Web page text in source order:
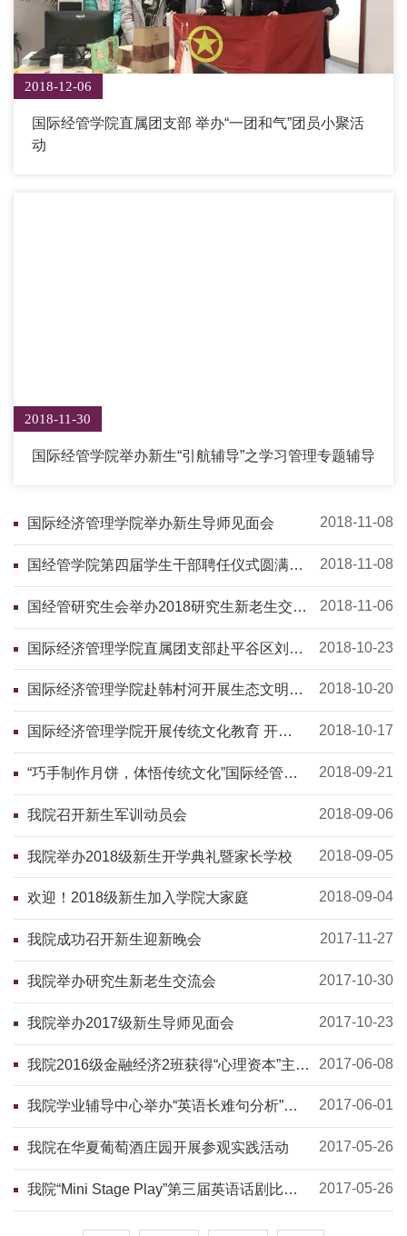
2018-12-06
国际经管学院直属团支部 举办“一团和气”团员小聚活
动
2018-11-30
国际经管学院举办新生“引航辅导”之学习管理专题辅导
国际经济管理学院举办新生导师见面会 2018-11-08
国经管学院第四届学生干部聘任仪式圆满举
办
2018-11-08
国经管研究生会举办2018研究生新老生交流
会
2018-11-06
国际经济管理学院直属团支部赴平谷区刘家
店镇开展志愿服务活动
2018-10-23
国际经济管理学院赴韩村河开展生态文明教
育及社会调查
2018-10-20
国际经济管理学院开展传统文化教育 开
展“重阳敬老手工缝制玲珑枕”活动
2018-10-17
“巧手制作月饼，体悟传统文化”国际经管学
院组织中秋节主题团日活动
2018-09-21
我院召开新生军训动员会 2018-09-06
我院举办2018级新生开学典礼暨家长学校 2018-09-05
欢迎！2018级新生加入学院大家庭 2018-09-04
我院成功召开新生迎新晚会 2017-11-27
我院举办研究生新老生交流会 2017-10-30
我院举办2017级新生导师见面会 2017-10-23
我院2016级金融经济2班获得“心理资本”主题
班会一等奖
2017-06-08
我院学业辅导中心举办“英语长难句分析”专
题辅导
2017-06-01
我院在华夏葡萄酒庄园开展参观实践活动 2017-05-26
我院“Mini Stage Play”第三届英语话剧比赛
圆满举办
2017-05-26